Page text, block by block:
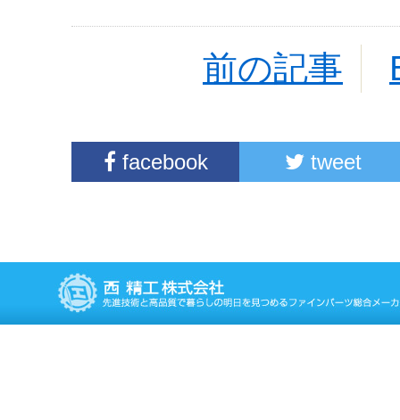
前の記事
facebook tweet